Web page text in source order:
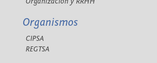
Organismos
CIPSA
REGTSA